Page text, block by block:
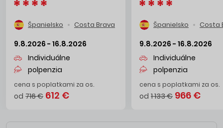
Španielsko Costa Brava
9.8.2026 - 16.8.2026
Individuálne
polpenzia
cena s poplatkami za os.
od 716 € 612 €
Španielsko Costa
9.8.2026 - 16.8.2026
Individuálne
polpenzia
cena s poplatkami za os.
od 1 133 € 966 €